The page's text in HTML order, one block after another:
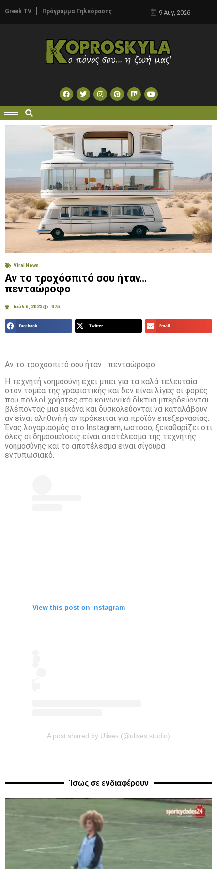
Greek TV Πρόγραμμα Τηλεόρασης 9 Αυγ, 2026
Viral News
Αν το τροχόσπιτό σου ήταν…
πενταώροφο
Ιούλ 6, 2023 875
Facebook Twitter Email
Αν το τροχόσπιτό σου ήταν… πενταώροφο
Η τεχνητή νοημοσύνη έχει μπει για τα καλά τελευταία
στον τομέα της γραφιστικής και δεν είναι λίγες οι φορές
που πολλοί χρήστες στα κοινωνικά δίκτυα μπερδεύονται
βλέποντας μια εικόνα και δυσκολεύονται να καταλάβουν
αν είναι αληθινή ή αν πρόκειται για προϊόν επεξεργασίας.
Ένας λογαριασμός στο Instagram, ωστόσο, ξεκαθαρίζει ότι
όλες οι δημοσιεύσεις είναι αποτέλεσμα της τεχνητής
νοημοσύνης και το αποτέλεσμα είναι σίγουρα
εντυπωσιακό.
View this post on Instagram
A post shared by Ulises (@ulises.studio)
Ίσως σε ενδιαφέρουν